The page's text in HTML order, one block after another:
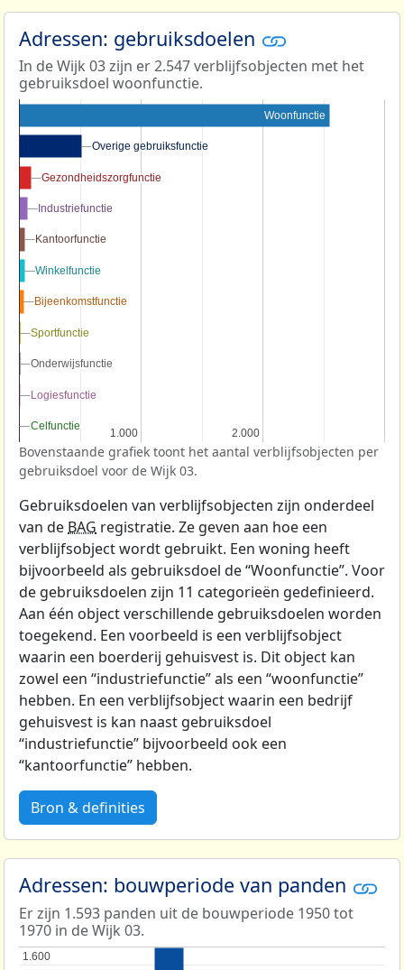
Adressen: gebruiksdoelen
In de Wijk 03 zijn er 2.547 verblijfsobjecten met het
gebruiksdoel woonfunctie.
1.000
1.000 2.000
2.000
Woonfunctie
Overige gebruiksfunctie
Overige gebruiksfunctie
Gezondheidszorgfunctie
Gezondheidszorgfunctie
Industriefunctie
Industriefunctie
Kantoorfunctie
Kantoorfunctie
Winkelfunctie
Winkelfunctie
Bijeenkomstfunctie
Bijeenkomstfunctie
Sportfunctie
Sportfunctie
Onderwijsfunctie
Onderwijsfunctie
Logiesfunctie
Logiesfunctie
Celfunctie
Celfunctie
Bovenstaande grafiek toont het aantal verblijfsobjecten per
gebruiksdoel voor de Wijk 03.
Gebruiksdoelen van verblijfsobjecten zijn onderdeel
van de BAG registratie. Ze geven aan hoe een
verblijfsobject wordt gebruikt. Een woning heeft
bijvoorbeeld als gebruiksdoel de “Woonfunctie”. Voor
de gebruiksdoelen zijn 11 categorieën gedefinieerd.
Aan één object verschillende gebruiksdoelen worden
toegekend. Een voorbeeld is een verblijfsobject
waarin een boerderij gehuisvest is. Dit object kan
zowel een “industriefunctie” als een “woonfunctie”
hebben. En een verblijfsobject waarin een bedrijf
gehuisvest is kan naast gebruiksdoel
“industriefunctie” bijvoorbeeld ook een
“kantoorfunctie” hebben.
Bron & definities
Adressen: bouwperiode van panden
Er zijn 1.593 panden uit de bouwperiode 1950 tot
1970 in de Wijk 03.
1.600
1.600